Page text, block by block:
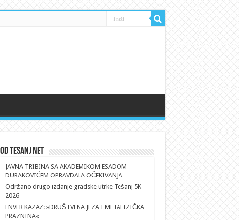
Od Tesanj Net
JAVNA TRIBINA SA AKADEMIKOM ESADOM
DURAKOVIĆEM OPRAVDALA OČEKIVANJA
Održano drugo izdanje gradske utrke Tešanj 5K
2026
ENVER KAZAZ: »DRUŠTVENA JEZA I METAFIZIČKA
PRAZNINA«